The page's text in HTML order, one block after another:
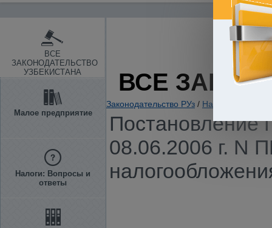
ВСЕ
ЗАКОНОДАТЕЛЬСТВО
УЗБЕКИСТАНА
Малое предприятие
Налоги: Вопросы и
ответы
ВСЕ
Законодательство РУз / Налоги.
Постановление
08.06.2006 г. N